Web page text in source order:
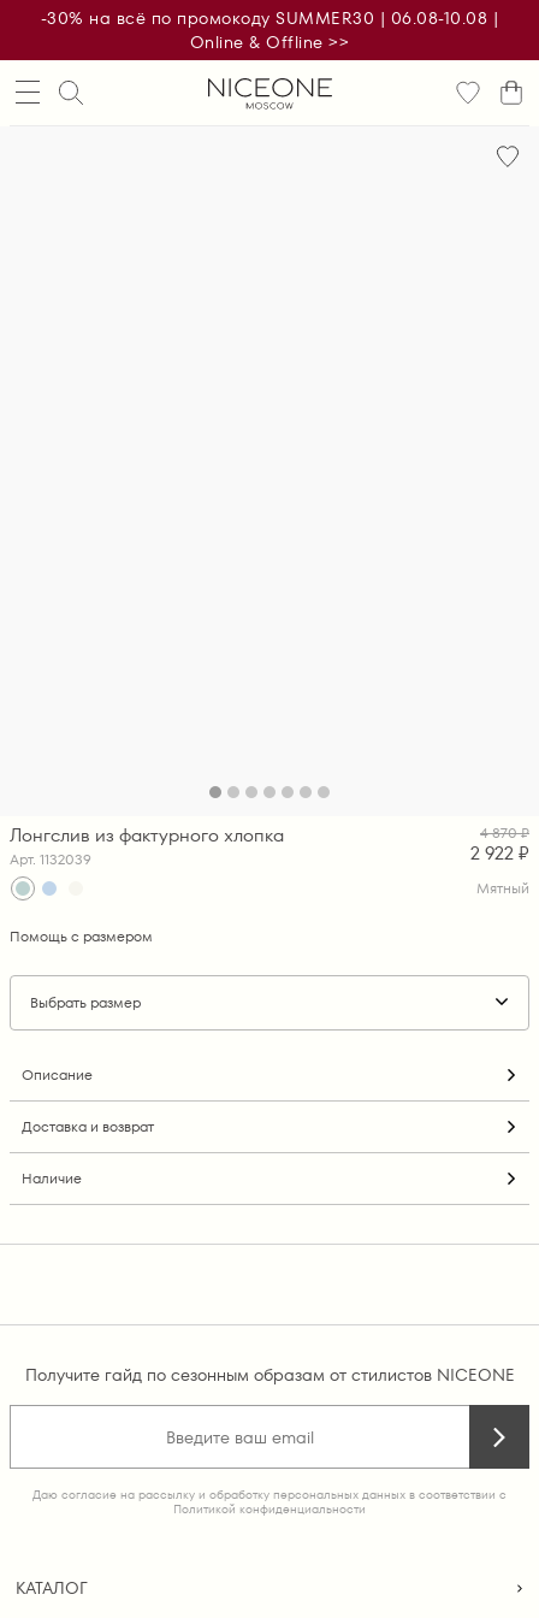
-30% на всё по промокоду SUMMER30 | 06.08-10.08 |
Online & Offline >>
Лонгслив из фактурного хлопка
Арт. 1132039
4 870 ₽
2 922 ₽
Мятный
Помощь с размером
Выбрать размер
Описание
Доставка и возврат
Наличие
Получите гайд по сезонным образам от стилистов NICEONE
Даю согласие на рассылку и обработку персональных данных в соответствии с
Политикой конфиденциальности
КАТАЛОГ